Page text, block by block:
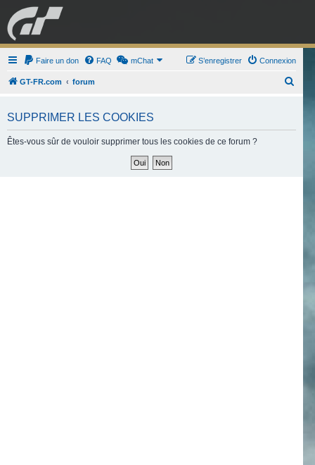
GRAN TURISMO FORUM
ESPORT BOUTIQUE
Faire un don FAQ mChat Connexion
S’enregistrer
GT-FR.com forum
h
SUPPRIMER LES COOKIES
Êtes-vous sûr de vouloir supprimer tous les cookies de ce forum ?